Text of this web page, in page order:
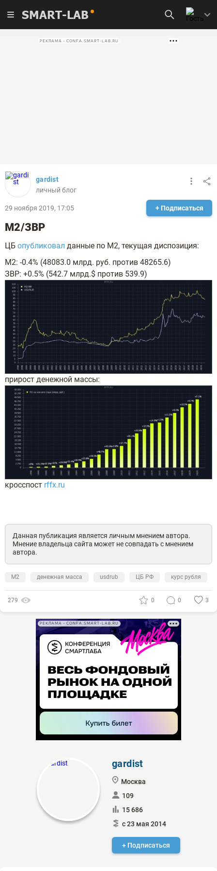
SMART-LAB
РЕКЛАМА • CONFA.SMART-LAB.RU
gardist
личный блог
29 ноября 2019, 17:05 + Подписаться
М2/ЗВР
ЦБ опубликовал данные по М2, текущая диспозиция:
M2: -0.4% (48083.0 млрд. руб. против 48265.6)
ЗВР: +0.5% (542.7 млрд.$ против 539.9)
прирост денежной массы:
кросспост rffx.ru
Данная публикация является личным мнением автора.
Мнение владельца сайта может не совпадать с мнением
автора.
М2 денежная масса usdrub ЦБ РФ курс рубля
279 0 0 3
РЕКЛАМА • CONFA.SMART-LAB.RU
gardist
Москва
109
15 686
с 23 мая 2014
+ Подписаться